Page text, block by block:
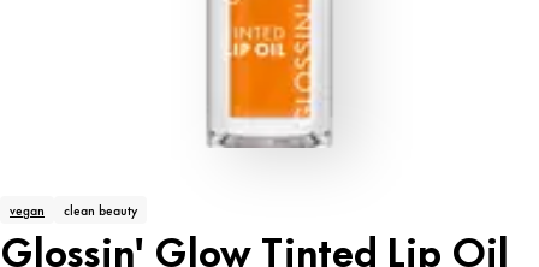
vegan clean beauty
Glossin' Glow Tinted Lip Oil